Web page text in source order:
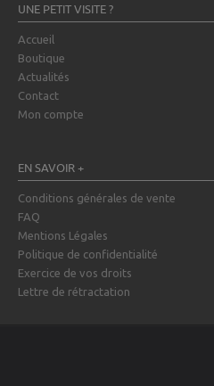
UNE PETIT VISITE ?
Accueil
Boutique
Actualités
Contact
Mon compte
EN SAVOIR +
Conditions générales de vente
FAQ
Mentions Légales
Politique de confidentialité
Exercice de vos droits
Lettre de rétractation